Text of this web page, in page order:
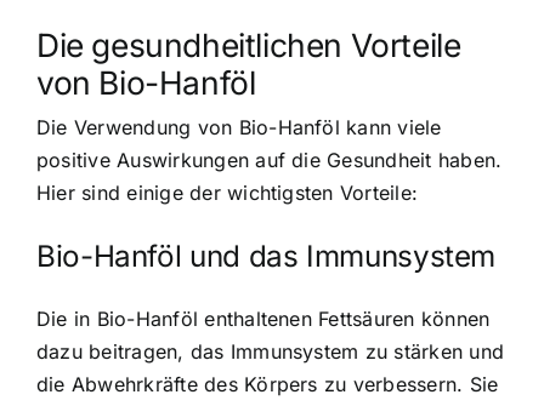
Die gesundheitlichen Vorteile
von Bio-Hanföl
Die Verwendung von Bio-Hanföl kann viele
positive Auswirkungen auf die Gesundheit haben.
Hier sind einige der wichtigsten Vorteile:
Bio-Hanföl und das Immunsystem
Die in Bio-Hanföl enthaltenen Fettsäuren können
dazu beitragen, das Immunsystem zu stärken und
die Abwehrkräfte des Körpers zu verbessern. Sie